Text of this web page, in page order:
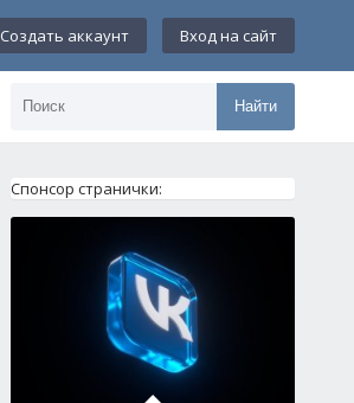
Создать аккаунт Вход на сайт
Найти
Спонсор странички: